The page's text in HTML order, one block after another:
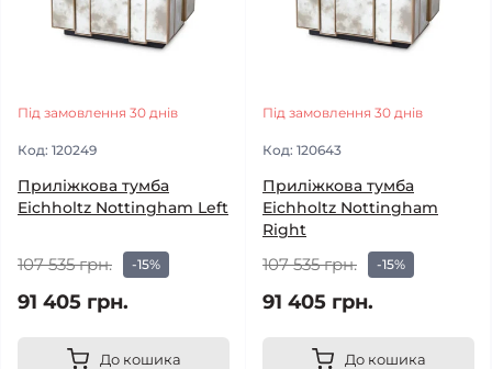
Під замовлення 30 днів
Код: 120249
Приліжкова тумба
Eichholtz Nottingham Left
107 535 грн. -15%
91 405 грн.
До кошика
Під замовлення 30 днів
Код: 120643
Приліжкова тумба
Eichholtz Nottingham
Right
107 535 грн. -15%
91 405 грн.
До кошика